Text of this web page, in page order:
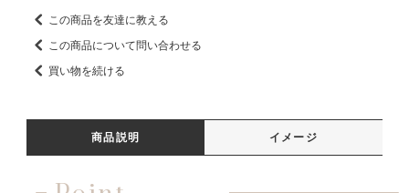
この商品を友達に教える
この商品について問い合わせる
買い物を続ける
商品説明 イメージ